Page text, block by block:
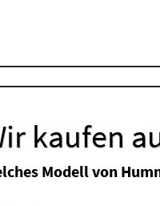
kaufen
Modell von